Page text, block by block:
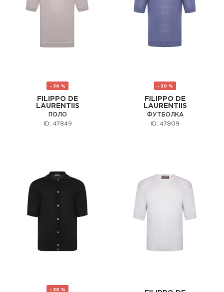
- 30 %
FILIPPO DE
LAURENTIIS
ПОЛО
ID: 47849
- 30 %
FILIPPO DE
LAURENTIIS
ФУТБОЛКА
ID: 47809
- 30 %